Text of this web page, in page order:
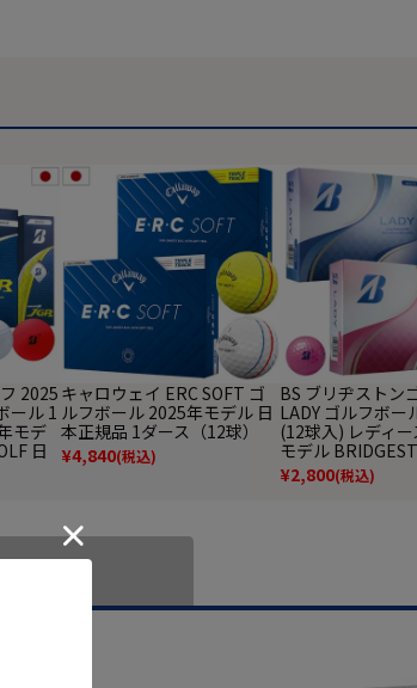
2025
ール 1
モデ
日
キャロウェイ ERC SOFT ゴ
ルフボール 2025年モデル 日
本正規品 1ダース（12球）
¥4,840(税込)
BS ブリヂストン
LADY ゴルフボー
(12球入) レディ
モデル
F 日本正規品
¥2,800(税込)